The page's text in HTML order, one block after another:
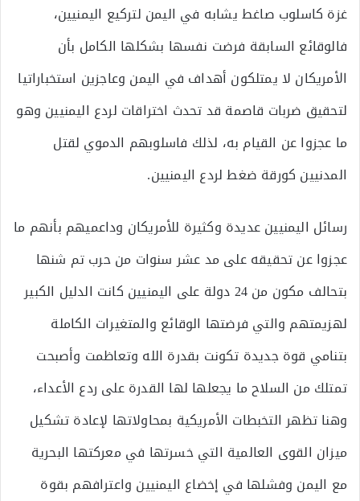
غزة كاسلوب صاغط يشابه في اليمن لتركيع اليمنيين،
فالوقائع السابقة فرضت نفسها بشكلها الكامل بأن
الأمريكان لا يمتلكون أهداف في اليمن وعاجزين استخباراتيا
لتحقيق ضربات قاصمة قد تحدث اختراقات لردع اليمنيين وهو
ما عجزوا عن القيام به، لذلك فاسلوبهم الدموي لقتل
المدنيين كورقة ضغط لردع اليمنيين.
رسائل اليمنيين عديدة وكثيرة للأمريكان وداعميهم بأنهم ما
عجزوا عن تحقيقه على مد عشر سنوات من حرب تم شنها
بتحالف مكون من 24 دولة على اليمنيين كانت الدليل الكبير
لهزيمتهم والتي فرضتها الوقائع والمتغيرات الكاملة
بتنامي قوة جديدة تكونت بقدرة الله وتعاظمت وأصبحت
تمتلك من السلاح ما يجعلها لها القدرة على ردع الأعداء،
وهنا تظهر التخبطات الأمريكية بمحاولاتها لإعادة تشكيل
ميزان القوى العالمية التي خسرتها في معركتها البحرية
مع اليمن وفشلها في إخضاع اليمنيين واعترافهم بقوة